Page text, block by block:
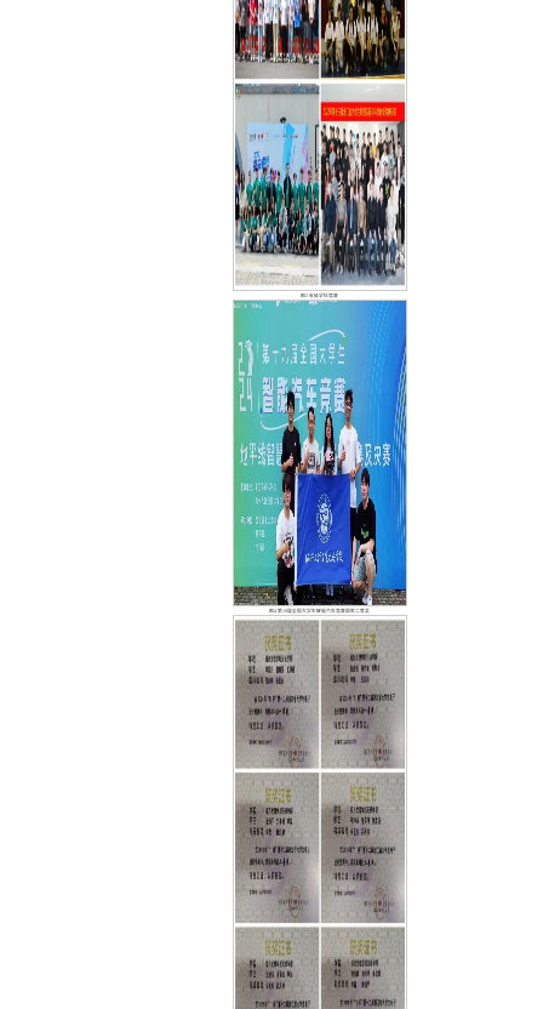
图3 省级学科竞赛
图4 第19届全国大学生智能汽车竞赛国家二等奖